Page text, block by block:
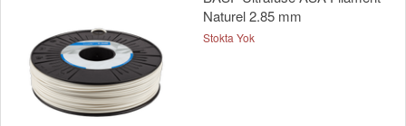
Naturel 2.85 mm
Stokta Yok